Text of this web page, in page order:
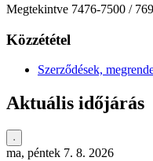
Megtekintve 7476-7500 /
Közzététel
Szerződések,
Aktuális időjárás
ma, péntek 7. 8. 2026